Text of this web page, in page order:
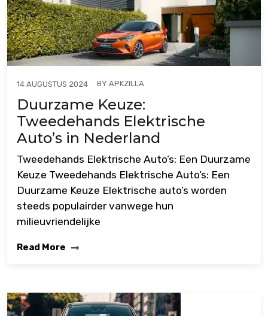
14 AUGUSTUS 2024 BY APKZILLA
Duurzame Keuze:
Tweedehands Elektrische
Auto’s in Nederland
Tweedehands Elektrische Auto’s: Een Duurzame
Keuze Tweedehands Elektrische Auto’s: Een
Duurzame Keuze Elektrische auto’s worden
steeds populairder vanwege hun
milieuvriendelijke
Read More